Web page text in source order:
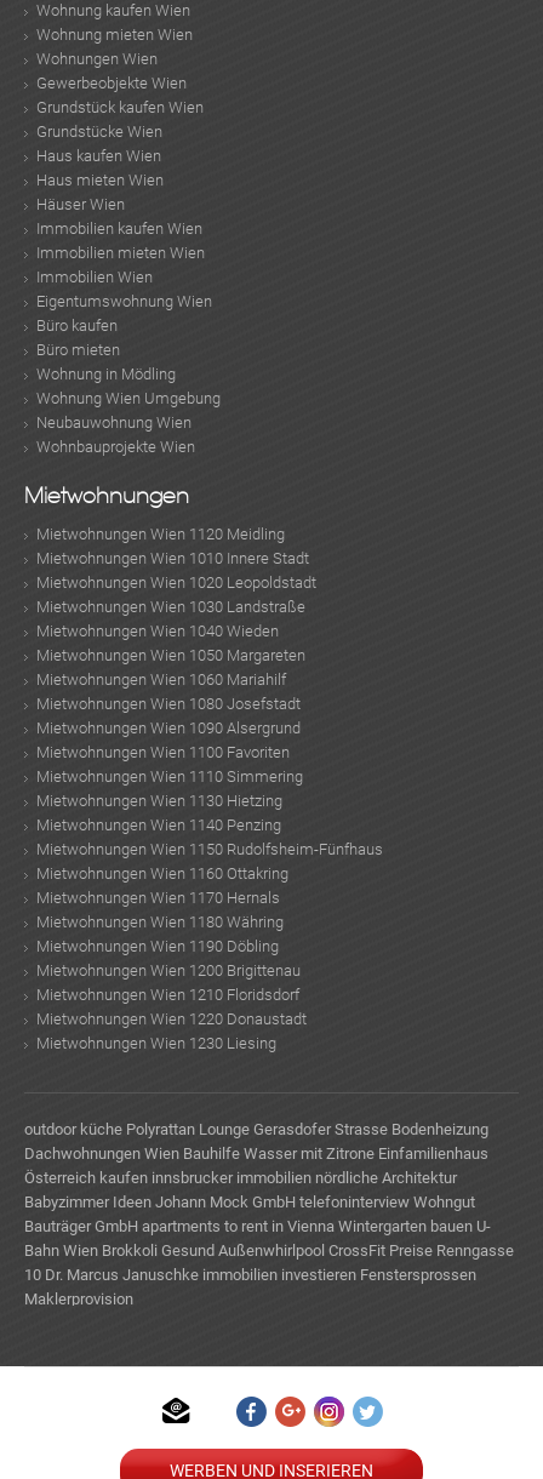
Wohnung kaufen Wien
Wohnung mieten Wien
Wohnungen Wien
Gewerbeobjekte Wien
Grundstück kaufen Wien
Grundstücke Wien
Haus kaufen Wien
Haus mieten Wien
Häuser Wien
Immobilien kaufen Wien
Immobilien mieten Wien
Immobilien Wien
Eigentumswohnung Wien
Büro kaufen
Büro mieten
Wohnung in Mödling
Wohnung Wien Umgebung
Neubauwohnung Wien
Wohnbauprojekte Wien
Mietwohnungen
Mietwohnungen Wien 1120 Meidling
Mietwohnungen Wien 1010 Innere Stadt
Mietwohnungen Wien 1020 Leopoldstadt
Mietwohnungen Wien 1030 Landstraße
Mietwohnungen Wien 1040 Wieden
Mietwohnungen Wien 1050 Margareten
Mietwohnungen Wien 1060 Mariahilf
Mietwohnungen Wien 1080 Josefstadt
Mietwohnungen Wien 1090 Alsergrund
Mietwohnungen Wien 1100 Favoriten
Mietwohnungen Wien 1110 Simmering
Mietwohnungen Wien 1130 Hietzing
Mietwohnungen Wien 1140 Penzing
Mietwohnungen Wien 1150 Rudolfsheim-Fünfhaus
Mietwohnungen Wien 1160 Ottakring
Mietwohnungen Wien 1170 Hernals
Mietwohnungen Wien 1180 Währing
Mietwohnungen Wien 1190 Döbling
Mietwohnungen Wien 1200 Brigittenau
Mietwohnungen Wien 1210 Floridsdorf
Mietwohnungen Wien 1220 Donaustadt
Mietwohnungen Wien 1230 Liesing
outdoor küche Polyrattan Lounge Gerasdofer Strasse Bodenheizung
Dachwohnungen Wien Bauhilfe Wasser mit Zitrone Einfamilienhaus
Österreich kaufen innsbrucker immobilien nördliche Architektur
Babyzimmer Ideen Johann Mock GmbH telefoninterview Wohngut
Bauträger GmbH apartments to rent in Vienna Wintergarten bauen U-
Bahn Wien Brokkoli Gesund Außenwhirlpool CrossFit Preise Renngasse
10 Dr. Marcus Januschke immobilien investieren Fenstersprossen
Maklerprovision
WERBEN UND INSERIEREN